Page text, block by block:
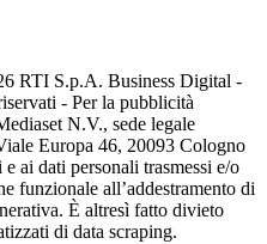
RTI S.p.A. Business Digital -
- Per la pubblicità
N.V., sede legale
Europa 46, 20093 Cologno
ai dati personali trasmessi e/o
funzionale all’addestramento di
È altresì fatto divieto
di data scraping.